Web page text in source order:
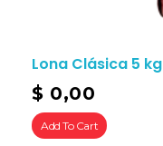
Lona Clásica 5 kg
$ 0,00
Add To Cart